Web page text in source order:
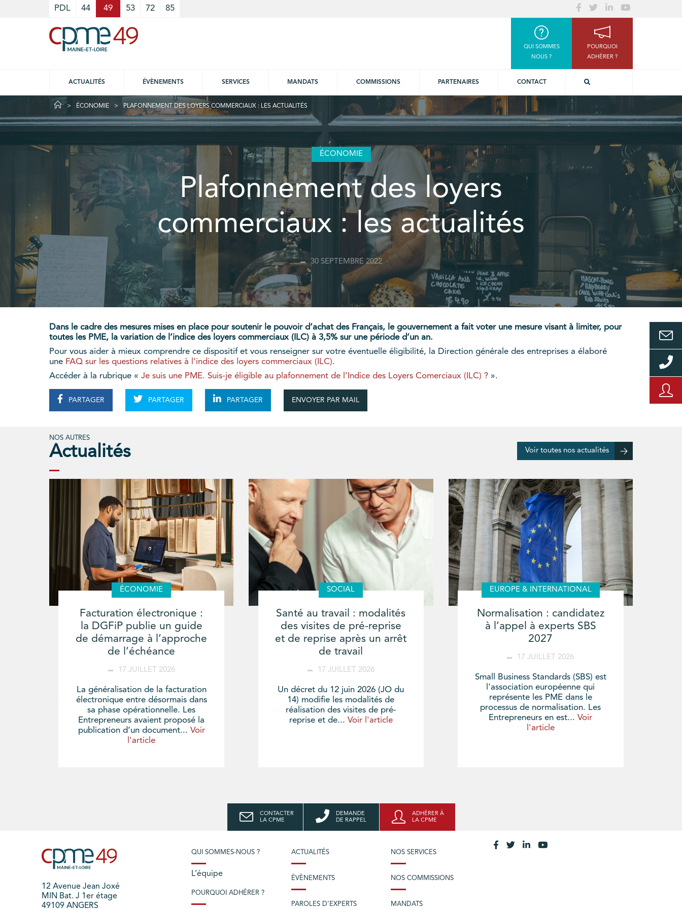
PDL 44 49 53 72 85
QUI SOMMES
NOUS ?
POURQUOI
ADHÉRER ?
ACTUALITÉS ÉVÈNEMENTS SERVICES MANDATS COMMISSIONS PARTENAIRES CONTACT
ÉCONOMIE PLAFONNEMENT DES LOYERS COMMERCIAUX : LES ACTUALITÉS
ÉCONOMIE
Plafonnement des loyers
commerciaux : les actualités
30 SEPTEMBRE 2022
Dans le cadre des mesures mises en place pour soutenir le pouvoir d’achat des Français, le gouvernement a fait voter une mesure visant à limiter, pour
toutes les PME, la variation de l’indice des loyers commerciaux (ILC) à 3,5% sur une période d’un an.
Pour vous aider à mieux comprendre ce dispositif et vous renseigner sur votre éventuelle éligibilité, la Direction générale des entreprises a élaboré
une FAQ sur les questions relatives à l’indice des loyers commerciaux (ILC).
Accéder à la rubrique « Je suis une PME. Suis-je éligible au plafonnement de l’Indice des Loyers Comerciaux (ILC) ? ».
PARTAGER PARTAGER PARTAGER ENVOYER PAR MAIL
NOS AUTRES
Actualités Voir toutes nos actualités
ÉCONOMIE
Facturation électronique :
la DGFiP publie un guide
de démarrage à l’approche
de l’échéance
17 JUILLET 2026
La généralisation de la facturation
électronique entre désormais dans
sa phase opérationnelle. Les
Entrepreneurs avaient proposé la
publication d’un document... Voir
l'article
SOCIAL
Santé au travail : modalités
des visites de pré-reprise
et de reprise après un arrêt
de travail
17 JUILLET 2026
Un décret du 12 juin 2026 (JO du
14) modifie les modalités de
réalisation des visites de pré-
reprise et de... Voir l'article
EUROPE & INTERNATIONAL
Normalisation : candidatez
à l’appel à experts SBS
2027
17 JUILLET 2026
Small Business Standards (SBS) est
l'association européenne qui
représente les PME dans le
processus de normalisation. Les
Entrepreneurs en est...Voir
l'article
CONTACTER
LA CPME
DEMANDE
DE RAPPEL
ADHÉRER À
LA CPME
12 Avenue Jean Joxé
MIN Bat. J 1er étage
49109 ANGERS
QUI SOMMES-NOUS ?
L’équipe
POURQUOI ADHÉRER ?
ACTUALITÉS
ÉVÈNEMENTS
PAROLES D’EXPERTS
NOS SERVICES
NOS COMMISSIONS
MANDATS
Cookies management panel